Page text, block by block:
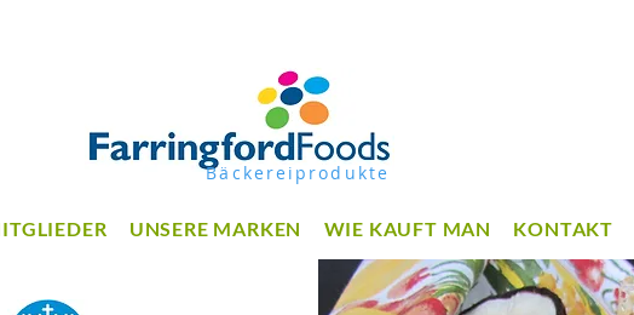
Bäckereiprodukte
UNSERE MARKEN WIE KAUFT MAN KONTAKT